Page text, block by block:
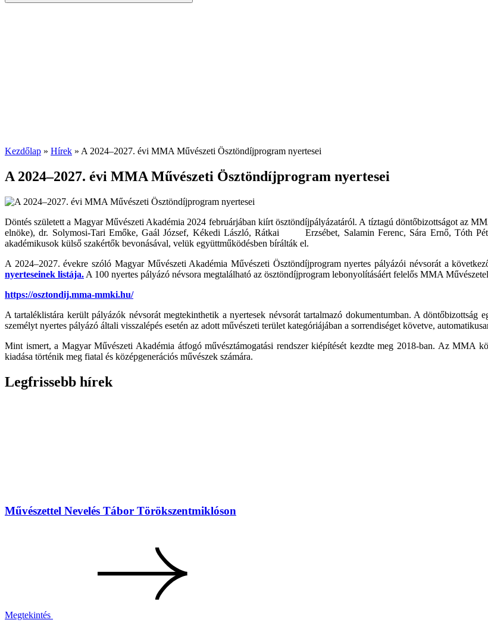
Kezdőlap » Hírek » A 2024–2027. évi MMA Művészeti Ösztöndíjprogram nyertesei
A 2024–2027. évi MMA Művészeti Ösztöndíjprogram nyertesei
Döntés született a Magyar Művészeti Akadémia 2024 februárjában kiírt ösztöndíjpályázatáról. A tíztagú döntőbizottságot az
elnöke), dr. Solymosi-Tari Emőke, Gaál József, Kékedi László, Rátkai Erzsébet, Salamin Ferenc, Sára Ernő, Tóth
akadémikusok külső szakértők bevonásával, velük együttműködésben bírálták el.
A 2024–2027. évekre szóló Magyar Művészeti Akadémia Művészeti Ösztöndíjprogram nyertes pályázói névsorát a
nyerteseinek listája. A 100 nyertes pályázó névsora megtalálható az ösztöndíjprogram lebonyolításáért felelős MMA
https://osztondij.mma-mmki.hu/
A tartaléklistára került pályázók névsorát megtekinthetik a nyertesek névsorát tartalmazó dokumentumban. A döntőbizottság
személyt nyertes pályázó általi visszalépés esetén az adott művészeti terület kategóriájában a sorrendiséget követve,
Mint ismert, a Magyar Művészeti Akadémia átfogó művésztámogatási rendszer kiépítését kezdte meg 2018-ban. Az MMA
kiadása történik meg fiatal és középgenerációs művészek számára.
Legfrissebb hírek
Művészettel Nevelés Tábor Törökszentmiklóson
Megtekintés